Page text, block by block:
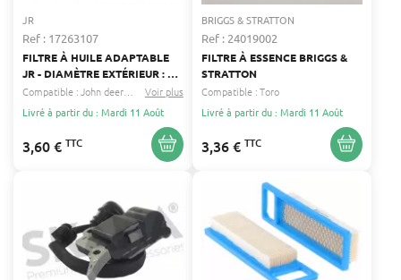
JR
Ref : 17263107
FILTRE À HUILE ADAPTABLE
JR - DIAMÈTRE EXTÉRIEUR : 76
MM - DIAMÈTRE INTÉRIEUR :
18 MM - HAUTEUR : 58 MM -
REMPLACE ORIGINE : B&S
Compatible : Husqvarna...
Voir plus
Livré à partir du : Mardi 11 Août
3,60 € TTC
BRIGGS & STRATTON
Ref : 24019002
FILTRE À ESSENCE BRIGGS &
STRATTON
Compatible :Toro
Livré à partir du : Mardi 11 Août
3,36 € TTC